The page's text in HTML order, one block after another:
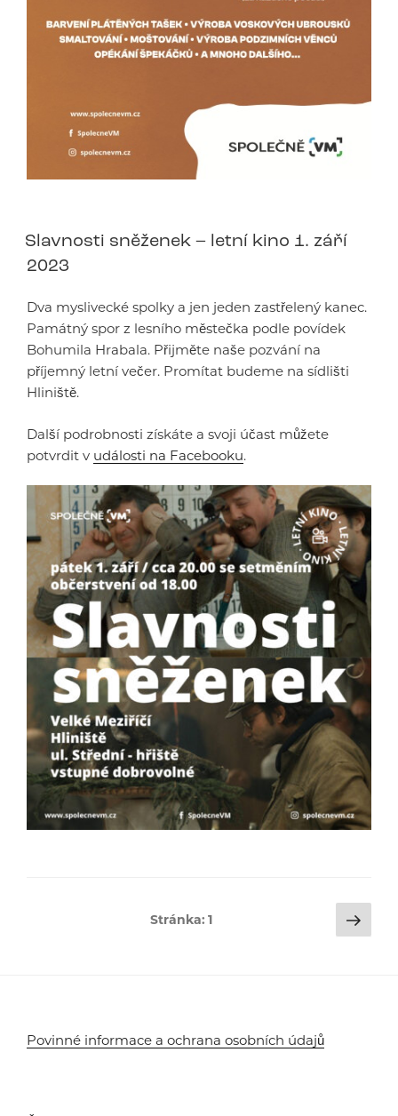
Slavnosti sněženek – letní kino 1. září
2023
Dva myslivecké spolky a jen jeden zastřelený kanec.
Památný spor z lesního městečka podle povídek
Bohumila Hrabala. Přijměte naše pozvání na
příjemný letní večer. Promítat budeme na sídlišti
Hliniště.
Další podrobnosti získáte a svoji účast můžete
potvrdit v události na Facebooku.
Stránka:1
Povinné informace a ochrana osobních údajů